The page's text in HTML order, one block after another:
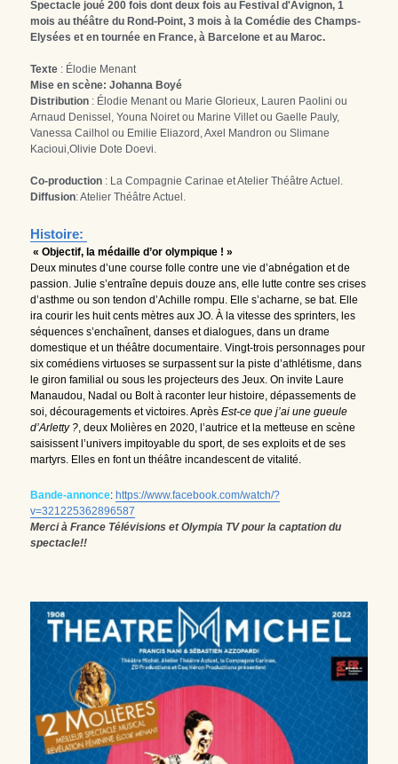
Spectacle joué 200 fois dont deux fois au Festival d'Avignon, 1
mois au théâtre du Rond-Point, 3 mois à la Comédie des Champs-
Elysées et en tournée en France, à Barcelone et au Maroc.
Texte : Élodie Menant
Mise en scène: Johanna Boyé
Distribution : Élodie Menant ou Marie Glorieux, Lauren Paolini ou
Arnaud Denissel, Youna Noiret ou Marine Villet ou Gaelle Pauly,
Vanessa Cailhol ou Emilie Eliazord, Axel Mandron ou Slimane
Kacioui,Olivie Dote Doevi.
Co-production : La Compagnie Carinae et Atelier Théâtre Actuel.
Diffusion: Atelier Théâtre Actuel.
Histoire:
« Objectif, la médaille d’or olympique ! »
Deux minutes d’une course folle contre une vie d’abnégation et de
passion. Julie s’entraîne depuis douze ans, elle lutte contre ses crises
d’asthme ou son tendon d’Achille rompu. Elle s’acharne, se bat. Elle
ira courir les huit cents mètres aux JO. À la vitesse des sprinters, les
séquences s’enchaînent, danses et dialogues, dans un drame
domestique et un théâtre documentaire. Vingt-trois personnages pour
six comédiens virtuoses se surpassent sur la piste d’athlétisme, dans
le giron familial ou sous les projecteurs des Jeux. On invite Laure
Manaudou, Nadal ou Bolt à raconter leur histoire, dépassements de
soi, découragements et victoires. Après Est-ce que j’ai une gueule
d’Arletty ?, deux Molières en 2020, l’autrice et la metteuse en scène
saisissent l’univers impitoyable du sport, de ses exploits et de ses
martyrs. Elles en font un théâtre incandescent de vitalité.
Bande-annonce: https://www.facebook.com/watch/?
v=321225362896587
Merci à France Télévisions et Olympia TV pour la captation du
spectacle!!